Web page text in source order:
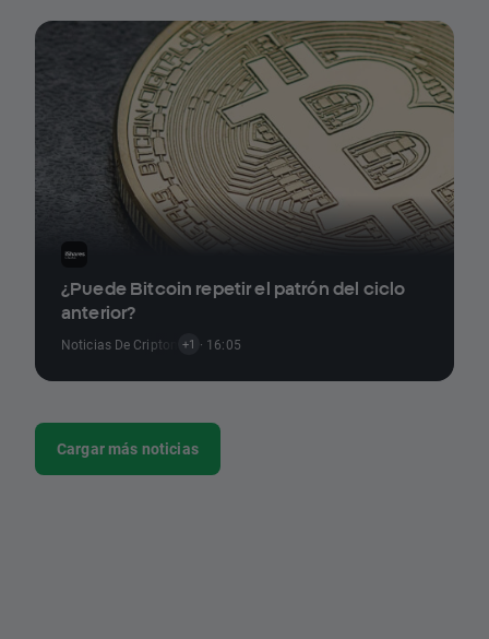
¿Puede Bitcoin repetir el patrón del ciclo
anterior?
Noticias De Criptomonedas
+1 · 16:05
Cargar más noticias